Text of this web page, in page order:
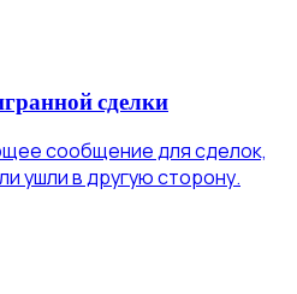
сделки
сообщение для сделок,
ушли в другую сторону.